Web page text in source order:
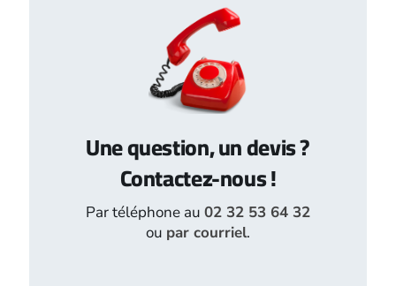
Une question, un devis ?
Contactez-nous !
Par téléphone au 02 32 53 64 32
ou par courriel.